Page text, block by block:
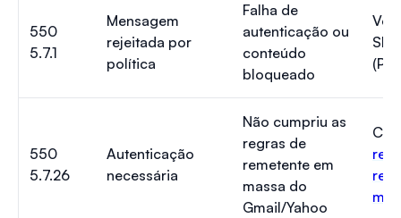
550
5.7.1
Mensagem
rejeitada por
política
Falha de
autenticação ou
conteúdo
bloqueado
550
5.7.26
Autenticação
necessária
Não cumpriu as
regras de
remetente em
massa do
Gmail/Yahoo